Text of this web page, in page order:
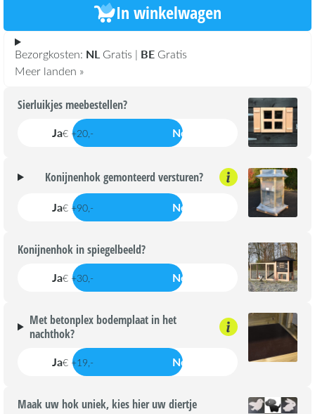
In winkelwagen
Bezorgkosten: NL Gratis | BE Gratis
Meer landen »
Sierluikjes meebestellen?
Ja€ +20,- Nee
Konijnenhok gemonteerd versturen?
Ja€ +90,- Nee
Konijnenhok in spiegelbeeld?
Ja€ +30,- Nee
Met betonplex bodemplaat in het
nachthok?
Ja€ +19,- Nee
Maak uw hok uniek, kies hier uw diertje